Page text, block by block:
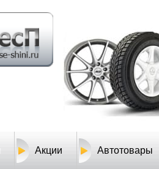
Акции Автотовары